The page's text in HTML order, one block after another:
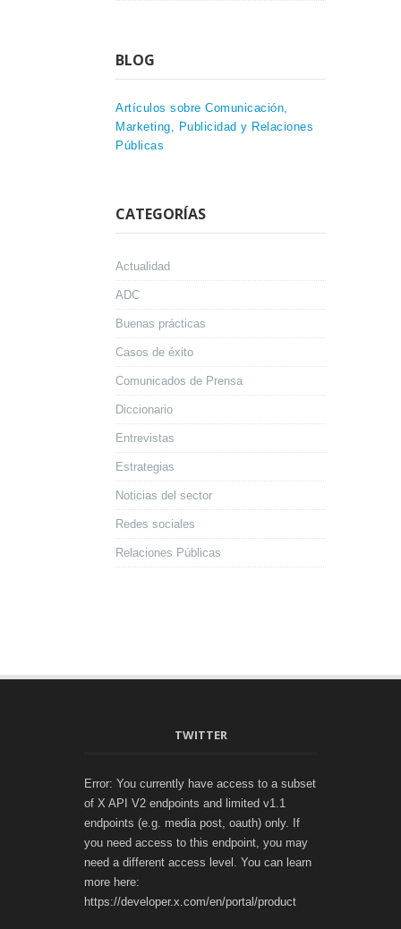
BLOG
Artículos sobre Comunicación,
Marketing, Publicidad y Relaciones
Públicas
CATEGORÍAS
Actualidad
ADC
Buenas prácticas
Casos de éxito
Comunicados de Prensa
Diccionario
Entrevistas
Estrategias
Noticias del sector
Redes sociales
Relaciones Públicas
TWITTER
Error: You currently have access to a subset
of X API V2 endpoints and limited v1.1
endpoints (e.g. media post, oauth) only. If
you need access to this endpoint, you may
need a different access level. You can learn
more here:
https://developer.x.com/en/portal/product